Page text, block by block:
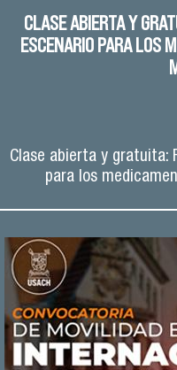
CLASE ABIERTA Y
ESCENARIO PARA LOS
Clase abierta y gratuita:
para los